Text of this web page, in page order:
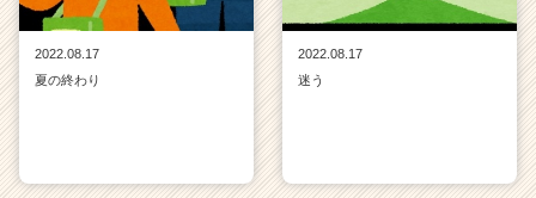
2022.08.17
夏の終わり
2022.08.17
迷う